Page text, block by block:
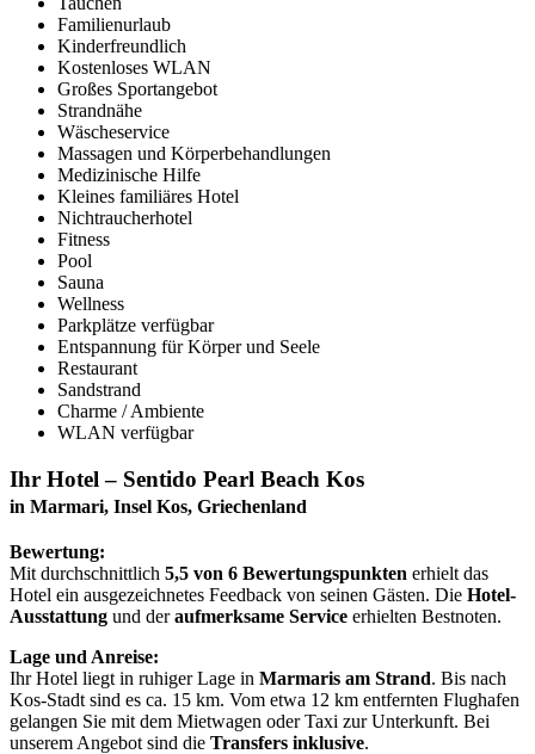
Familienurlaub
Kinderfreundlich
Kostenloses WLAN
Großes Sportangebot
Strandnähe
Wäscheservice
Massagen und Körperbehandlungen
Medizinische Hilfe
Kleines familiäres Hotel
Nichtraucherhotel
Fitness
Pool
Sauna
Wellness
Parkplätze verfügbar
Entspannung für Körper und Seele
Restaurant
Sandstrand
Charme / Ambiente
WLAN verfügbar
Ihr Hotel – Sentido Pearl Beach Kos
in Marmari, Insel Kos, Griechenland
Bewertung:
Mit durchschnittlich 5,5 von 6 Bewertungspunkten erhielt das
Hotel ein ausgezeichnetes Feedback von seinen Gästen. Die Hotel-
Ausstattung und deraufmerksame Service erhielten Bestnoten.
Lage und Anreise:
Ihr Hotel liegt in ruhiger Lage in Marmaris am Strand. Bis nach
Kos-Stadt sind es ca. 15 km. Vom etwa 12 km entfernten Flughafen
gelangen Sie mit dem Mietwagen oder Taxi zur Unterkunft. Bei
unserem Angebot sind die Transfers inklusive.